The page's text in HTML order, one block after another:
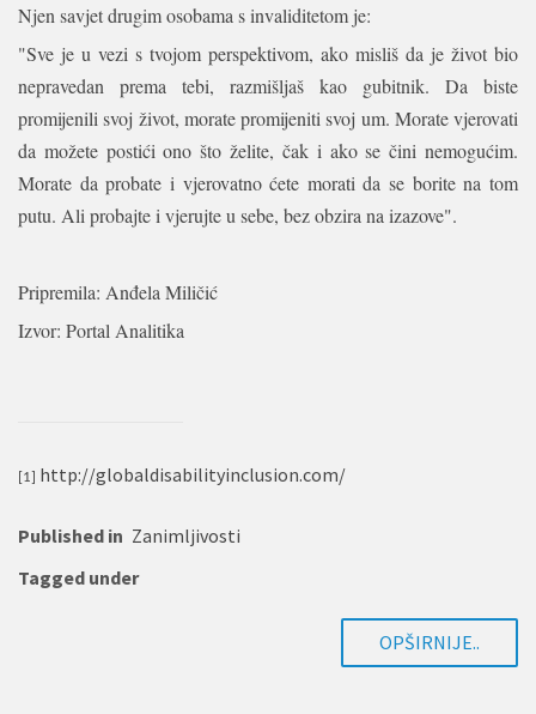
Njen savjet drugim osobama s invaliditetom je:
"Sve je u vezi s tvojom perspektivom, ako misliš da je život bio
nepravedan prema tebi, razmišljaš kao gubitnik. Da biste
promijenili svoj život, morate promijeniti svoj um. Morate vjerovati
da možete postići ono što želite, čak i ako se čini nemogućim.
Morate da probate i vjerovatno ćete morati da se borite na tom
putu. Ali probajte i vjerujte u sebe, bez obzira na izazove".
Pripremila: Anđela Miličić
Izvor: Portal Analitika
[1] http://globaldisabilityinclusion.com/
Published in Zanimljivosti
Tagged under
OPŠIRNIJE..